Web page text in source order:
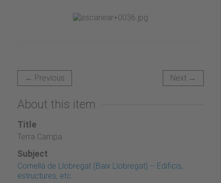
← Previous Next →
About this item
Title
Terra Campa
Subject
Cornellà de Llobregat (Baix Llobregat) -- Edificis,
estructures, etc.